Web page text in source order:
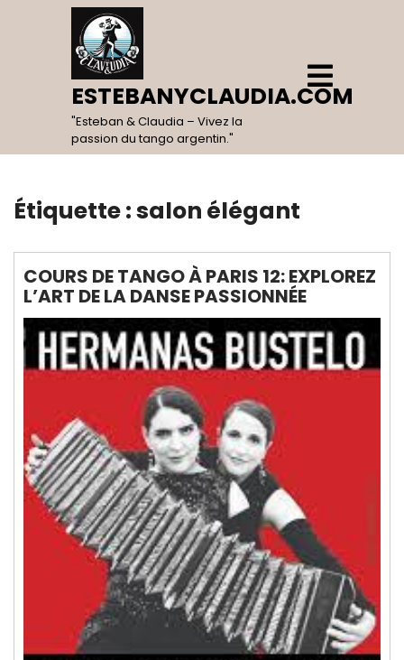
ESTEBANYCLAUDIA.COM
"Esteban & Claudia – Vivez la
passion du tango argentin."
Open
Menu
Étiquette :salon élégant
COURS DE TANGO À PARIS 12: EXPLOREZ
L’ART DE LA DANSE PASSIONNÉE